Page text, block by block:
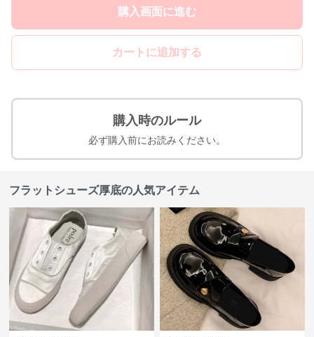
購入画面に進む
カートに追加する
購入時のルール
必ず購入前にお読みください。
フラットシューズ厚底の人気アイテム